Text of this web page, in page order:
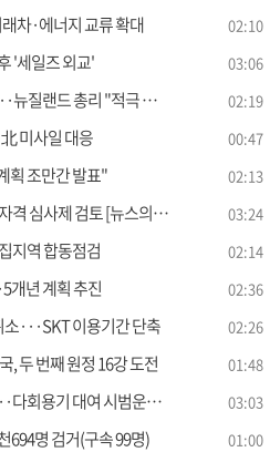
차·에너지 교류 확대 02:10
'세일즈 외교' 03:06
랜드 총리 "적극 지지" 02:19
미사일 대응 00:47
획 조만간 발표" 02:13
심사제 검토 [뉴스의 맥] 03:24
지역 합동점검 02:14
개년 계획 추진 02:36
···SKT 이용기간 단축 02:26
, 두 번째 원정 16강 도전 01:48
대여 시범운영 [정책현장+] 03:03
694명 검거(구속 99명) 01:00